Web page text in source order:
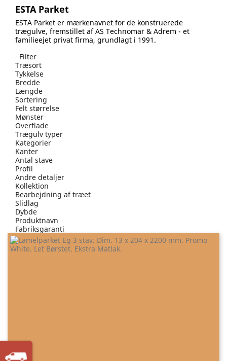
ESTA Parket
ESTA Parket er mærkenavnet for de konstruerede
trægulve, fremstillet af AS Technomar & Adrem - et
familieejet privat firma, grundlagt i 1991.
Filter
Træsort
Tykkelse
Bredde
Længde
Sortering
Felt størrelse
Mønster
Overflade
Trægulv typer
Kategorier
Kanter
Antal stave
Profil
Andre detaljer
Kollektion
Bearbejdning af træet
Slidlag
Dybde
Produktnavn
Fabriksgaranti